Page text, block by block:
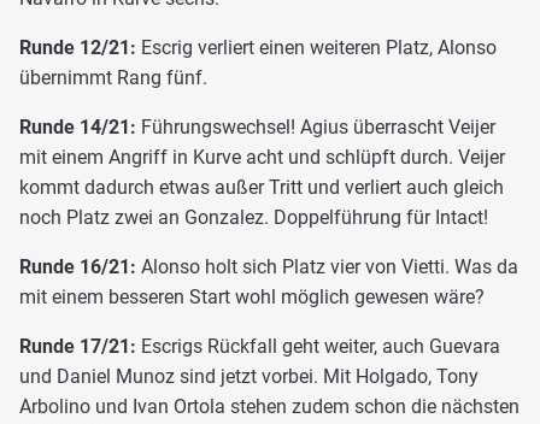
Runde 12/21: Escrig verliert einen weiteren Platz, Alonso
übernimmt Rang fünf.
Runde 14/21: Führungswechsel! Agius überrascht Veijer
mit einem Angriff in Kurve acht und schlüpft durch. Veijer
kommt dadurch etwas außer Tritt und verliert auch gleich
noch Platz zwei an Gonzalez. Doppelführung für Intact!
Runde 16/21: Alonso holt sich Platz vier von Vietti. Was da
mit einem besseren Start wohl möglich gewesen wäre?
Runde 17/21: Escrigs Rückfall geht weiter, auch Guevara
und Daniel Munoz sind jetzt vorbei. Mit Holgado, Tony
Arbolino und Ivan Ortola stehen zudem schon die nächsten